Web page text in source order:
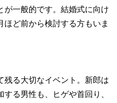
が一般的です。結婚式に向け
ほど前から検討する方もいま
残る大切なイベント。新郎は
る男性も、ヒゲや首回り、